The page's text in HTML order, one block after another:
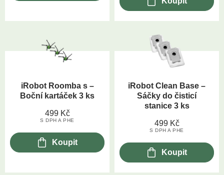
iRobot Roomba s –
Boční kartáček 3 ks
499 Kč
S DPH A PHE
Koupit
iRobot Clean Base –
Sáčky do čisticí
stanice 3 ks
499 Kč
S DPH A PHE
Koupit